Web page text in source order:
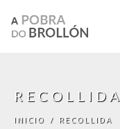
RECOLLIDA
INICIO / RECOLLIDA